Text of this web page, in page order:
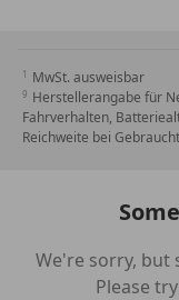
Fußmatten
Getriebe 7-
Steptronic
Innenspiegel
Kältemittel
Kilometertacho
Metallic-
MwSt. ausweisbar
Herstellerangabe für
Fahrverhalten,
Reichweite bei
We're sorry, but
Please